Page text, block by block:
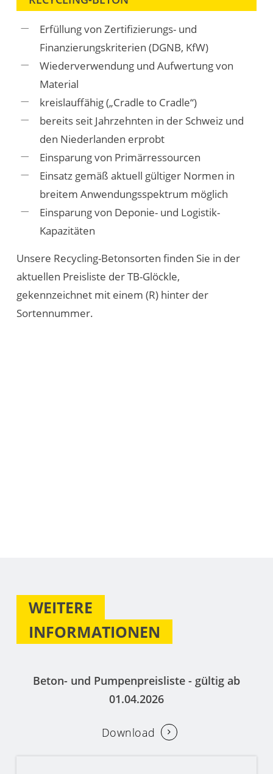
Erfüllung von Zertifizierungs- und
Finanzierungskriterien (DGNB, KfW)
Wiederverwendung und Aufwertung von
Material
kreislauffähig („Cradle to Cradle“)
bereits seit Jahrzehnten in der Schweiz und
den Niederlanden erprobt
Einsparung von Primärressourcen
Einsatz gemäß aktuell gültiger Normen in
breitem Anwendungsspektrum möglich
Einsparung von Deponie- und Logistik-
Kapazitäten
Unsere Recycling-Betonsorten finden Sie in der
aktuellen Preisliste der TB-Glöckle,
gekennzeichnet mit einem (R) hinter der
Sortennummer.
WEITERE
INFORMATIONEN
Beton- und Pumpenpreisliste - gültig ab
01.04.2026
Download